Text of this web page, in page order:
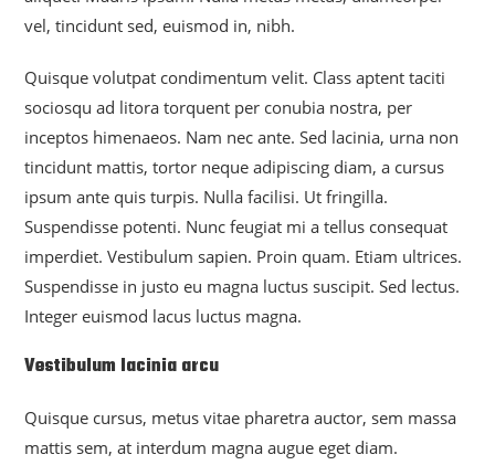
vel, tincidunt sed, euismod in, nibh.
Quisque volutpat condimentum velit. Class aptent taciti
sociosqu ad litora torquent per conubia nostra, per
inceptos himenaeos. Nam nec ante. Sed lacinia, urna non
tincidunt mattis, tortor neque adipiscing diam, a cursus
ipsum ante quis turpis. Nulla facilisi. Ut fringilla.
Suspendisse potenti. Nunc feugiat mi a tellus consequat
imperdiet. Vestibulum sapien. Proin quam. Etiam ultrices.
Suspendisse in justo eu magna luctus suscipit. Sed lectus.
Integer euismod lacus luctus magna.
Vestibulum lacinia arcu
Quisque cursus, metus vitae pharetra auctor, sem massa
mattis sem, at interdum magna augue eget diam.